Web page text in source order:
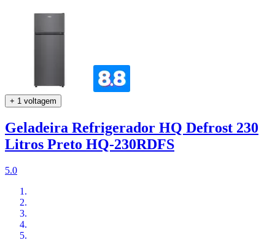
+ 1 voltagem
Geladeira Refrigerador HQ Defrost 230
Litros Preto HQ-230RDFS
5.0